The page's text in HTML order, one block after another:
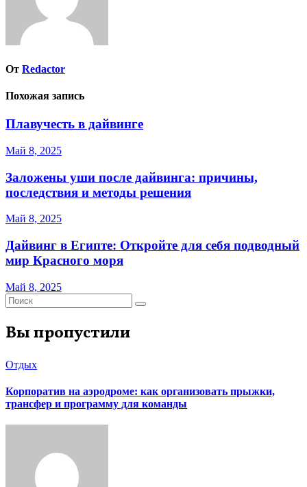
От Redactor
Похожая запись
Плавучесть в дайвинге
Май 8, 2025
Заложены уши после дайвинга: причины,
последствия и методы решения
Май 8, 2025
Дайвинг в Египте: Откройте для себя подводный
мир Красного моря
Май 8, 2025
Вы пропустили
Отдых
Корпоратив на аэродроме: как организовать прыжки,
трансфер и программу для команды